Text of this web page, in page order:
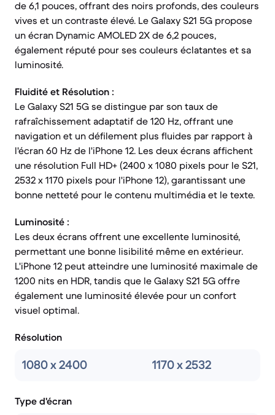
de 6,1 pouces, offrant des noirs profonds, des couleurs
vives et un contraste élevé. Le Galaxy S21 5G propose
un écran Dynamic AMOLED 2X de 6,2 pouces,
également réputé pour ses couleurs éclatantes et sa
luminosité.
Fluidité et Résolution :
Le Galaxy S21 5G se distingue par son taux de
rafraîchissement adaptatif de 120 Hz, offrant une
navigation et un défilement plus fluides par rapport à
l'écran 60 Hz de l'iPhone 12. Les deux écrans affichent
une résolution Full HD+ (2400 x 1080 pixels pour le S21,
2532 x 1170 pixels pour l'iPhone 12), garantissant une
bonne netteté pour le contenu multimédia et le texte.
Luminosité :
Les deux écrans offrent une excellente luminosité,
permettant une bonne lisibilité même en extérieur.
L'iPhone 12 peut atteindre une luminosité maximale de
1200 nits en HDR, tandis que le Galaxy S21 5G offre
également une luminosité élevée pour un confort
visuel optimal.
Résolution
1080 x 2400 1170 x 2532
Type d'écran